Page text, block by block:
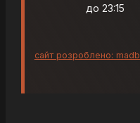
до 23:15
сайт розроблено: